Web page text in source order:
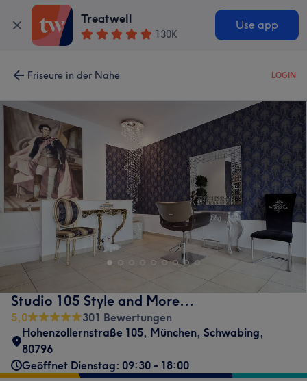
Treatwell
130K
Use app
Friseure in der Nähe LOGIN
Studio 105 Style and More...
5,0
301 Bewertungen
Hohenzollernstraße 105, München, Schwabing,
80796
Geöffnet Dienstag: 09:30 - 18:00